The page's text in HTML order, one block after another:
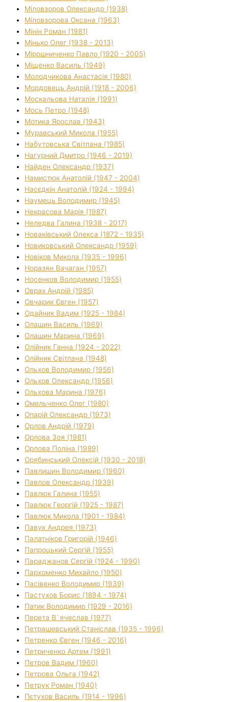
Міловзоров Олександр (1938)
Міловзорова Оксана (1963)
Мінін Роман (1981)
Мінько Олег (1938 - 2013)
Мірошниченко Павло (1920 - 2005)
Міщенко Василь (1949)
Молодчикова Анастасія (1980)
Мордовець Андрій (1918 - 2006)
Москальова Наталія (1991)
Мось Петро (1948)
Мотика Ярослав (1943)
Муравський Микола (1955)
Набутовська Світлана (1985)
Нагурний Дмитро (1946 - 2019)
Найден Олександр (1937)
Намистюк Анатолій (1947 - 2004)
Насєдкін Анатолій (1924 - 1994)
Наумець Володимир (1945)
Некрасова Марія (1987)
Неледва Галина (1938 - 2017)
Новаківський Олекса (1872 - 1935)
Новиковський Олександр (1959)
Новіков Микола (1935 - 1996)
Норазян Вачаган (1957)
Носенков Володимир (1955)
Оврах Андрій (1985)
Овчарик Євген (1957)
Одайник Вадим (1925 - 1984)
Олашин Василь (1969)
Олашин Марина (1969)
Олійник Ганна (1924 - 2022)
Олійник Світлана (1948)
Ольхов Володимир (1956)
Ольхов Олександр (1956)
Ольхова Марина (1976)
Омельченко Олег (1980)
Опарій Олександр (1973)
Орлов Андрій (1979)
Орлова Зоя (1981)
Орлова Поліна (1989)
Орябинський Олексій (1930 - 2018)
Павлишин Володимир (1960)
Павлов Олександр (1939)
Павлюк Галина (1955)
Павлюк Георгій (1925 - 1987)
Павлюк Микола (1901 - 1984)
Павук Андрея (1973)
Палатніков Григорій (1946)
Папроцький Сергій (1955)
Параджанов Сергій (1924 - 1990)
Пархоменко Михайло (1950)
Пасівенко Володимир (1939)
Пастухов Борис (1894 - 1974)
Патик Володимир (1929 - 2016)
Перета В`ячеслав (1977)
Петрашевський Станіслав (1935 - 1996)
Петренко Євген (1946 - 2016)
Петриченко Артем (1991)
Петров Вадим (1960)
Петрова Ольга (1942)
Петрук Роман (1940)
Пєтухов Василь (1914 - 1996)